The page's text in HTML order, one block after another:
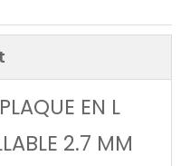
EN L
2.7 MM